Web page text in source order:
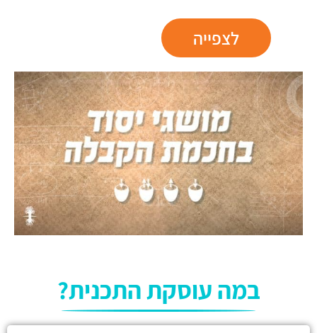
לצפייה
במה עוסקת התכנית?